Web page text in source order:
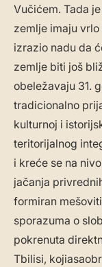
Vučićem. Tada
zemlje imaju
izrazio nadu da
zemlje biti još
obeležavaju 31.
tradicionalno
kulturnoj i
teritorijalnog
i kreće se na
jačanja
formiran
sporazuma o
pokrenuta
Tbilisi,